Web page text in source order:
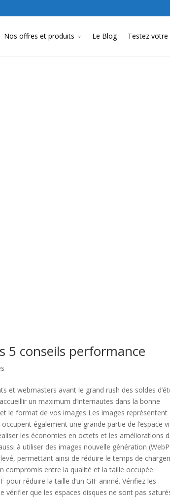
Nos offres et produits Le Blog Testez votre
5 conseils performance
et webmasters avant le grand rush des soldes
un maximum d’internautes dans la bonne
le format de vos images Les images représentent
également une grande partie de l’espace
les économies en octets et les améliorations
à utiliser des images nouvelle génération
permettant ainsi de réduire le temps de
compromis entre la qualité et la taille occupée.
réduire la taille d’un GIF animé. Vérifiez les
que les espaces disques ne sont pas